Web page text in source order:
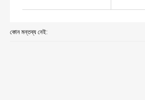
কোন মন্তব্য নেই: